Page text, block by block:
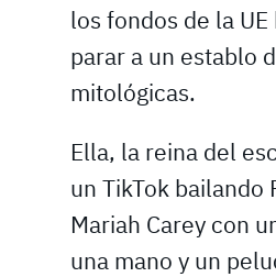
los fondos de la UE
parar a un establo
mitológicas.
Ella, la reina del
un TikTok bailando
Mariah Carey con
una mano y un